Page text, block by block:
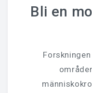
Bli en